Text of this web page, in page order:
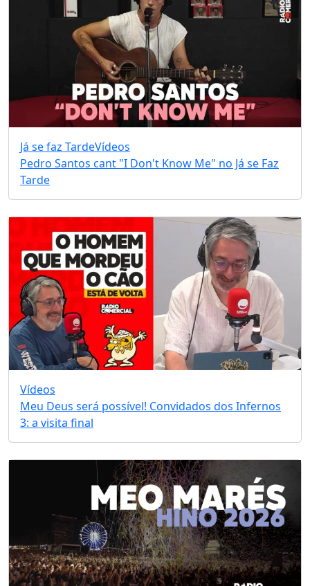
Já se faz TardeVídeos
Pedro Santos cant "I Don't Know Me" no Já se Faz
Tarde
Vídeos
Meu Deus será possível! Convidados dos Infernos
3: a visita final